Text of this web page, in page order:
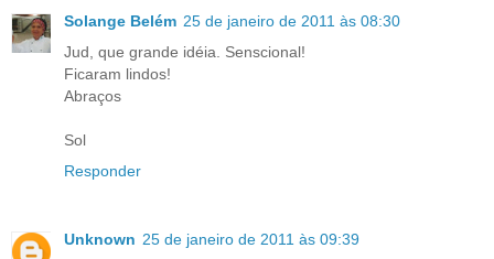
Solange Belém 25 de janeiro de 2011 às 08:30
Jud, que grande idéia. Senscional!
Ficaram lindos!
Abraços
Sol
Responder
Unknown 25 de janeiro de 2011 às 09:39